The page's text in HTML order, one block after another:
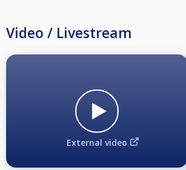
Video / Livestream
External video